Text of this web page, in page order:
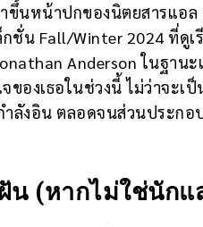
นหน้าปกของนิตยสารแอล
กชั่น Fall/Winter 2024 ที่ดู
Anderson ในฐา
องเธอในช่วงนี้ ไม่ว่าจะเ
ำลังอิน ตลอดจนส่วนประก
น (หากไม่ใช่นัก